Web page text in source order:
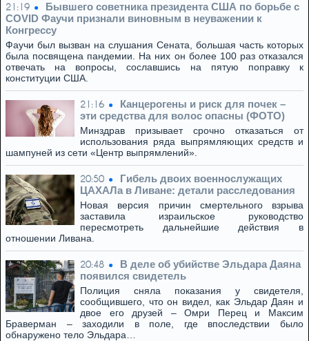
21:19
Бывшего советника президента США по борьбе с
COVID Фаучи признали виновным в неуважении к
Конгрессу
Фаучи был вызван на слушания Сената, большая часть которых
была посвящена пандемии. На них он более 100 раз отказался
отвечать на вопросы, сославшись на пятую поправку к
конституции США.
21:16
Канцерогены и риск для почек –
эти средства для волос опасны (ФОТО)
Минздрав призывает срочно отказаться от
использования ряда выпрямляющих средств и
шампуней из сети «Центр выпрямлений».
20:50
Гибель двоих военнослужащих
ЦАХАЛа в Ливане: детали расследования
Новая версия причин смертельного взрыва
заставила израильское руководство
пересмотреть дальнейшие действия в
отношении Ливана.
20:48
В деле об убийстве Эльдара Даяна
появился свидетель
Полиция сняла показания у свидетеля,
сообщившего, что он видел, как Эльдар Даян и
двое его друзей – Омри Перец и Максим
Браверман – заходили в поле, где впоследствии было
обнаружено тело Эльдара…